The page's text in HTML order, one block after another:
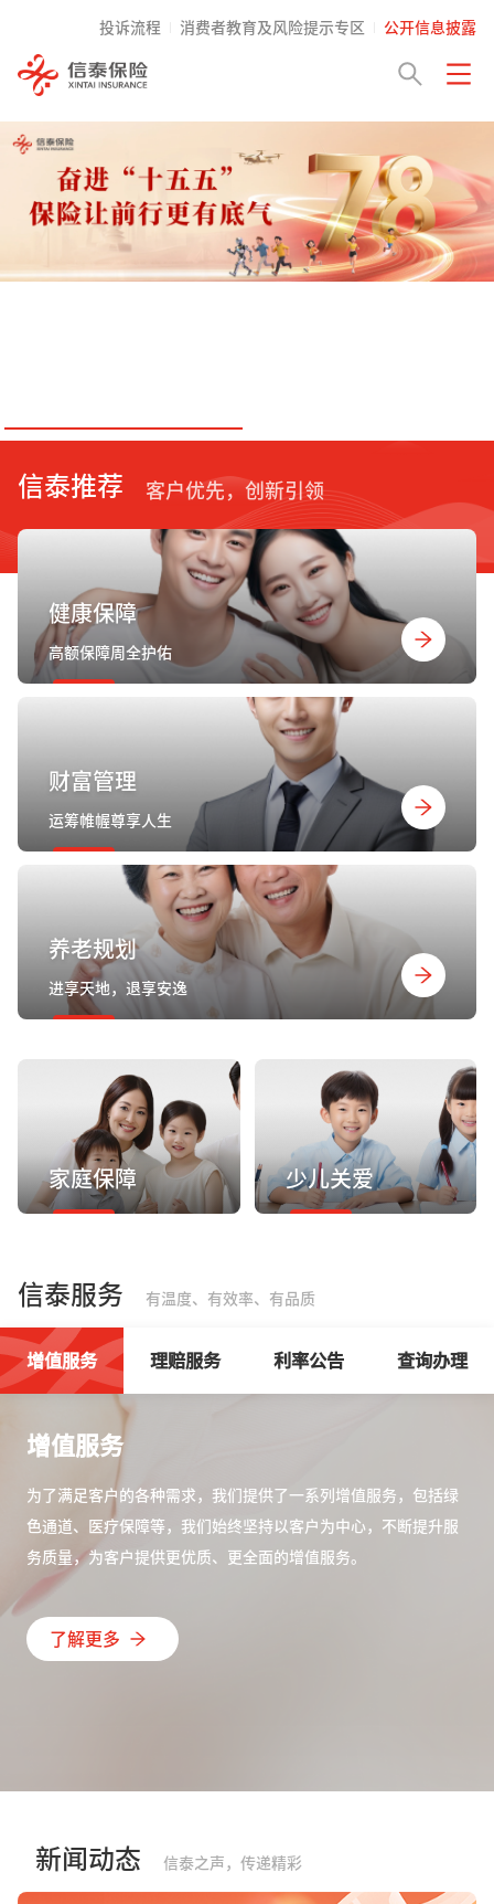
投诉流程 消费者教育及风险提示专区 公开信息披露
信泰推荐 客户优先，创新引领
健康保障
高额保障周全护佑
财富管理
运筹帷幄尊享人生
养老规划
进享天地，退享安逸
家庭保障 少儿关爱
信泰服务 有温度、有效率、有品质
增值服务
为了满足客户的各种需求，我们提供了一系列增值服务，包括绿
色通道、医疗保障等，我们始终坚持以客户为中心，不断提升服
务质量，为客户提供更优质、更全面的增值服务。
了解更多
增值服务 理赔服务 利率公告 查询办理
新闻动态 信泰之声，传递精彩